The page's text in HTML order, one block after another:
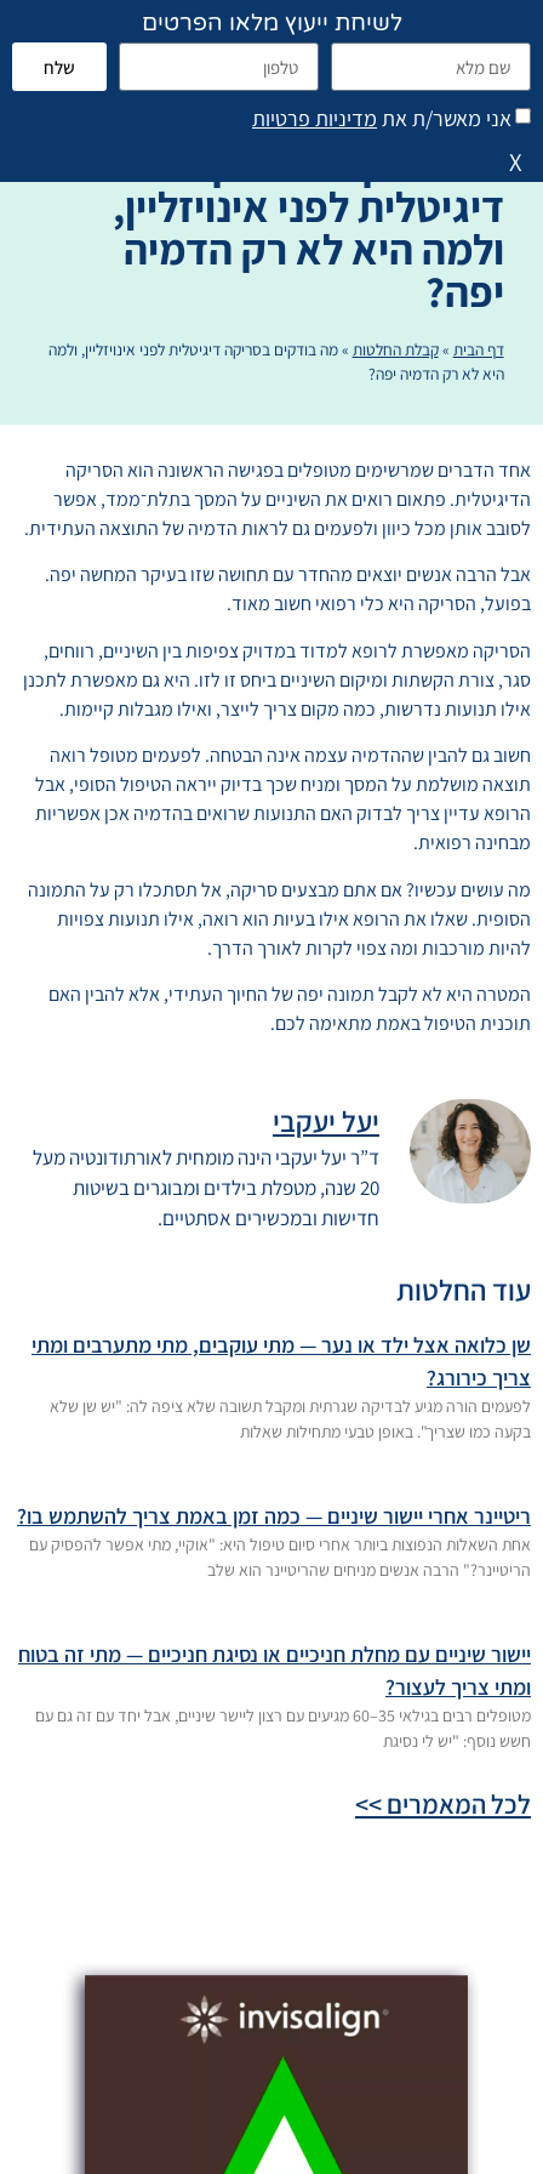
לשיחת ייעוץ מלאו הפרטים
אני מאשר/ת את מדיניות פרטיות
שלח
X
דיגיטלית לפני אינויזליין,
ולמה היא לא רק הדמיה
יפה?
דף הבית »קבלת החלטות »מה בודקים בסריקה דיגיטלית לפני אינויזליין, ולמה
היא לא רק הדמיה יפה?
אחד הדברים שמרשימים מטופלים בפגישה הראשונה הוא הסריקה
הדיגיטלית. פתאום רואים את השיניים על המסך בתלת־ממד, אפשר
לסובב אותן מכל כיוון ולפעמים גם לראות הדמיה של התוצאה העתידית.
אבל הרבה אנשים יוצאים מהחדר עם תחושה שזו בעיקר המחשה יפה.
בפועל, הסריקה היא כלי רפואי חשוב מאוד.
הסריקה מאפשרת לרופא למדוד במדויק צפיפות בין השיניים, רווחים,
סגר, צורת הקשתות ומיקום השיניים ביחס זו לזו. היא גם מאפשרת לתכנן
אילו תנועות נדרשות, כמה מקום צריך לייצר, ואילו מגבלות קיימות.
חשוב גם להבין שההדמיה עצמה אינה הבטחה. לפעמים מטופל רואה
תוצאה מושלמת על המסך ומניח שכך בדיוק ייראה הטיפול הסופי, אבל
הרופא עדיין צריך לבדוק האם התנועות שרואים בהדמיה אכן אפשריות
מבחינה רפואית.
מה עושים עכשיו? אם אתם מבצעים סריקה, אל תסתכלו רק על התמונה
הסופית. שאלו את הרופא אילו בעיות הוא רואה, אילו תנועות צפויות
להיות מורכבות ומה צפוי לקרות לאורך הדרך.
המטרה היא לא לקבל תמונה יפה של החיוך העתידי, אלא להבין האם
תוכנית הטיפול באמת מתאימה לכם.
יעל יעקבי
ד”ר יעל יעקבי הינה מומחית לאורתודונטיה מעל
20 שנה, מטפלת בילדים ומבוגרים בשיטות
חדישות ובמכשירים אסתטיים.
עוד החלטות
שן כלואה אצל ילד או נער — מתי עוקבים, מתי מתערבים ומתי
צריך כירורג?
לפעמים הורה מגיע לבדיקה שגרתית ומקבל תשובה שלא ציפה לה: "יש שן שלא
בקעה כמו שצריך". באופן טבעי מתחילות שאלות
ריטיינר אחרי יישור שיניים — כמה זמן באמת צריך להשתמש בו?
אחת השאלות הנפוצות ביותר אחרי סיום טיפול היא: "אוקיי, מתי אפשר להפסיק עם
הריטיינר?" הרבה אנשים מניחים שהריטיינר הוא שלב
יישור שיניים עם מחלת חניכיים או נסיגת חניכיים — מתי זה בטוח
ומתי צריך לעצור?
מטופלים רבים בגילאי 35–60 מגיעים עם רצון ליישר שיניים, אבל יחד עם זה גם עם
חשש נוסף: "יש לי נסיגת
לכל המאמרים >>
פתח סרגל נגישות